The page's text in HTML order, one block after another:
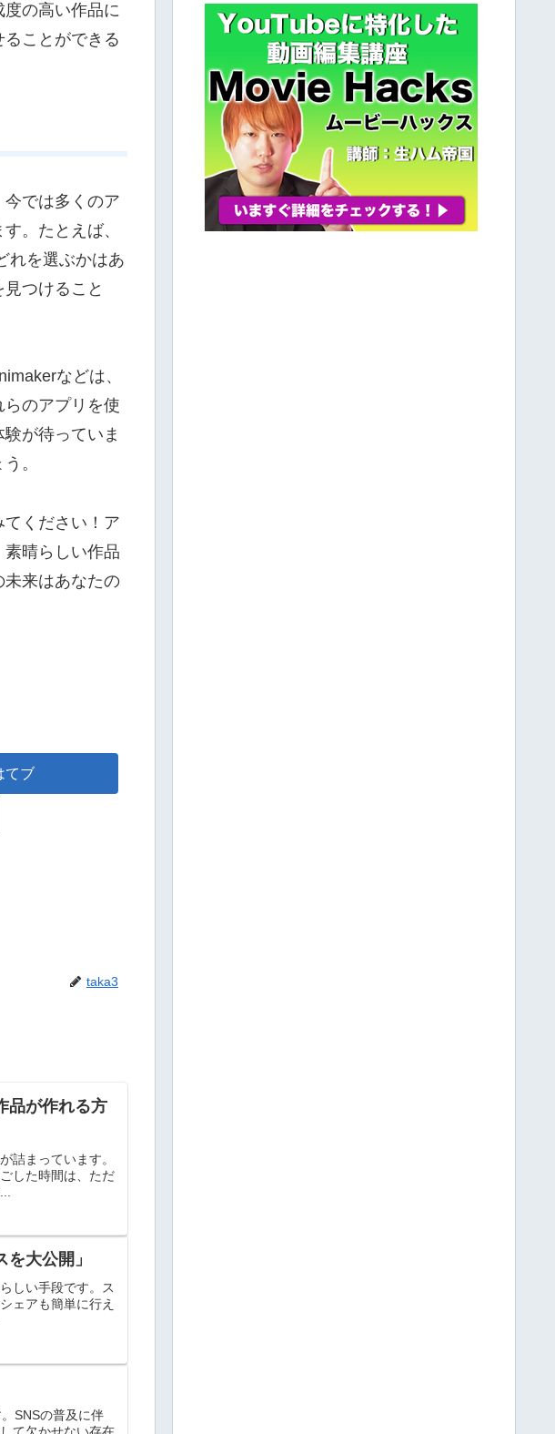
の高い作品に
ことができる
では多くのア
。たとえば、
れを選ぶかはあ
つけること
などは、
らのアプリを使
が待っていま
。
ください！ア
晴らしい作品
未来はあなたの
てブ
taka3
品が作れる方
詰まっています。
した時間は、ただ
大公開」
しい手段です。ス
ェアも簡単に行え
SNSの普及に伴